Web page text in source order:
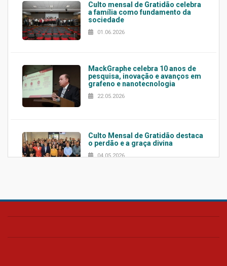
Culto mensal de Gratidão celebra
a família como fundamento da
sociedade
01.06.2026
MackGraphe celebra 10 anos de
pesquisa, inovação e avanços em
grafeno e nanotecnologia
22.05.2026
Culto Mensal de Gratidão destaca
o perdão e a graça divina
04.05.2026
Confira como foi o culto mensal